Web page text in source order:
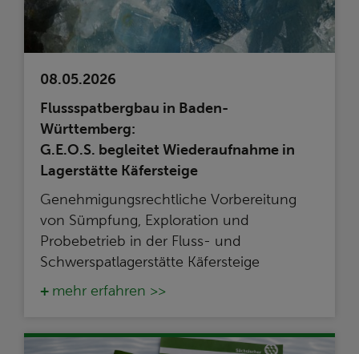
08.05.2026
Flussspatbergbau in Baden-
Württemberg:
G.E.O.S. begleitet Wiederaufnahme in
Lagerstätte Käfersteige
Genehmigungsrechtliche Vorbereitung
von Sümpfung, Exploration und
Probebetrieb in der Fluss- und
Schwerspatlagerstätte Käfersteige
mehr erfahren >>